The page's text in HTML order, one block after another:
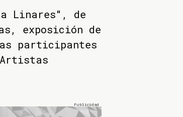
Linares", de
exposición de
participantes